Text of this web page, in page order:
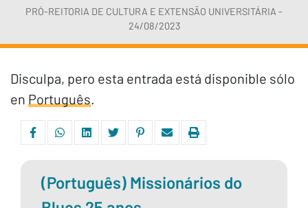
PRÓ-REITORIA DE CULTURA E EXTENSÃO UNIVERSITÁRIA -
24/08/2023
Disculpa, pero esta entrada está disponible sólo
en Português.
(Português) Missionários do